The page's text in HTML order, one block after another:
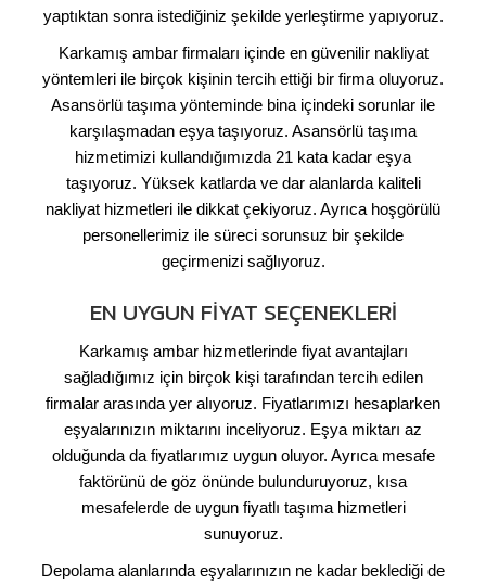
yaptıktan sonra istediğiniz şekilde yerleştirme yapıyoruz.
Karkamış ambar firmaları içinde en güvenilir nakliyat
yöntemleri ile birçok kişinin tercih ettiği bir firma oluyoruz.
Asansörlü taşıma yönteminde bina içindeki sorunlar ile
karşılaşmadan eşya taşıyoruz. Asansörlü taşıma
hizmetimizi kullandığımızda 21 kata kadar eşya
taşıyoruz. Yüksek katlarda ve dar alanlarda kaliteli
nakliyat hizmetleri ile dikkat çekiyoruz. Ayrıca hoşgörülü
personellerimiz ile süreci sorunsuz bir şekilde
geçirmenizi sağlıyoruz.
EN UYGUN FIYAT SEÇENEKLERI
Karkamış ambar hizmetlerinde fiyat avantajları
sağladığımız için birçok kişi tarafından tercih edilen
firmalar arasında yer alıyoruz. Fiyatlarımızı hesaplarken
eşyalarınızın miktarını inceliyoruz. Eşya miktarı az
olduğunda da fiyatlarımız uygun oluyor. Ayrıca mesafe
faktörünü de göz önünde bulunduruyoruz, kısa
mesafelerde de uygun fiyatlı taşıma hizmetleri
sunuyoruz.
Depolama alanlarında eşyalarınızın ne kadar beklediği de